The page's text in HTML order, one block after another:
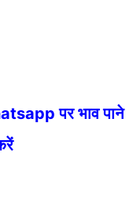
पर भाव पाने